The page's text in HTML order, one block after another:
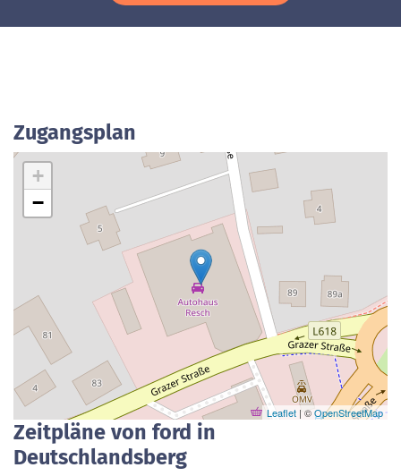
Zugangsplan
+
−
Leaflet | ©OpenStreetMap
Zeitpläne von ford in
Deutschlandsberg